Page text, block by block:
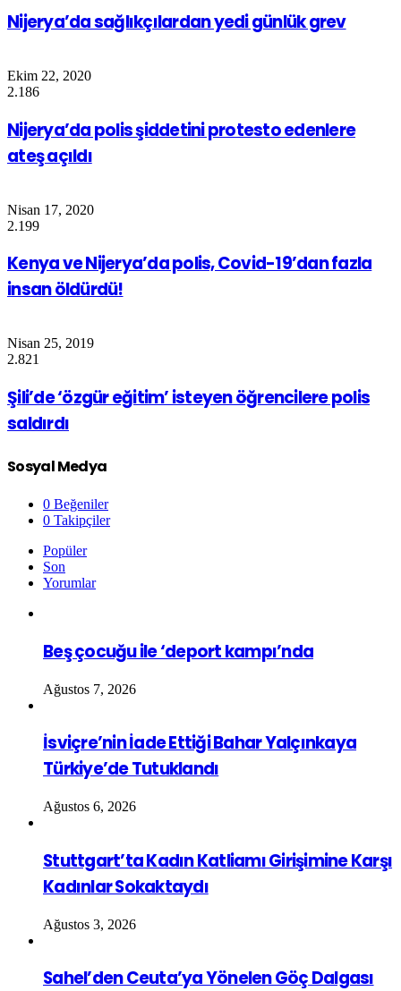
Nijerya’da sağlıkçılardan yedi günlük grev
Ekim 22, 2020
2.186
Nijerya’da polis şiddetini protesto edenlere
ateş açıldı
Nisan 17, 2020
2.199
Kenya ve Nijerya’da polis, Covid-19’dan fazla
insan öldürdü!
Nisan 25, 2019
2.821
Şili’de ‘özgür eğitim’ isteyen öğrencilere polis
saldırdı
Sosyal Medya
0 Beğeniler
0 Takipçiler
Popüler
Son
Yorumlar
Beş çocuğu ile ‘deport kampı’nda
Ağustos 7, 2026
İsviçre’nin İade Ettiği Bahar Yalçınkaya
Türkiye’de Tutuklandı
Ağustos 6, 2026
Stuttgart’ta Kadın Katliamı Girişimine Karşı
Kadınlar Sokaktaydı
Ağustos 3, 2026
Sahel’den Ceuta’ya Yönelen Göç Dalgası